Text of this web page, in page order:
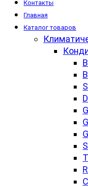
Контакты
Главная
Каталог товаров